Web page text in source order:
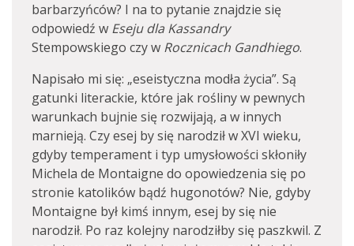
barbarzyńców? I na to pytanie znajdzie się
odpowiedź w Eseju dla Kassandry
Stempowskiego czy w Rocznicach Gandhiego.
Napisało mi się: „eseistyczna modła życia”. Są
gatunki literackie, które jak rośliny w pewnych
warunkach bujnie się rozwijają, a w innych
marnieją. Czy esej by się narodził w XVI wieku,
gdyby temperament i typ umysłowości skłoniły
Michela de Montaigne do opowiedzenia się po
stronie katolików bądź hugonotów? Nie, gdyby
Montaigne był kimś innym, esej by się nie
narodził. Po raz kolejny narodziłby się paszkwil. Z